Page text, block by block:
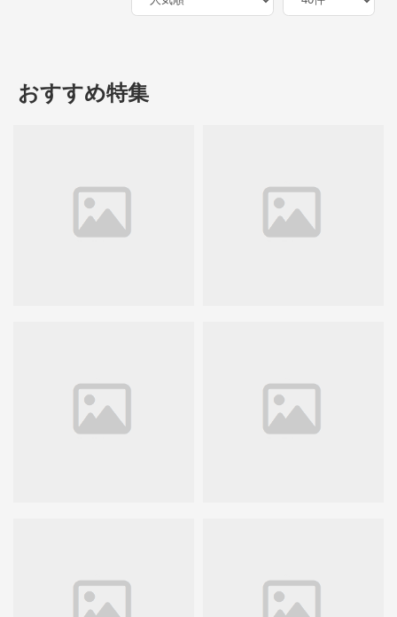
おすすめ特集